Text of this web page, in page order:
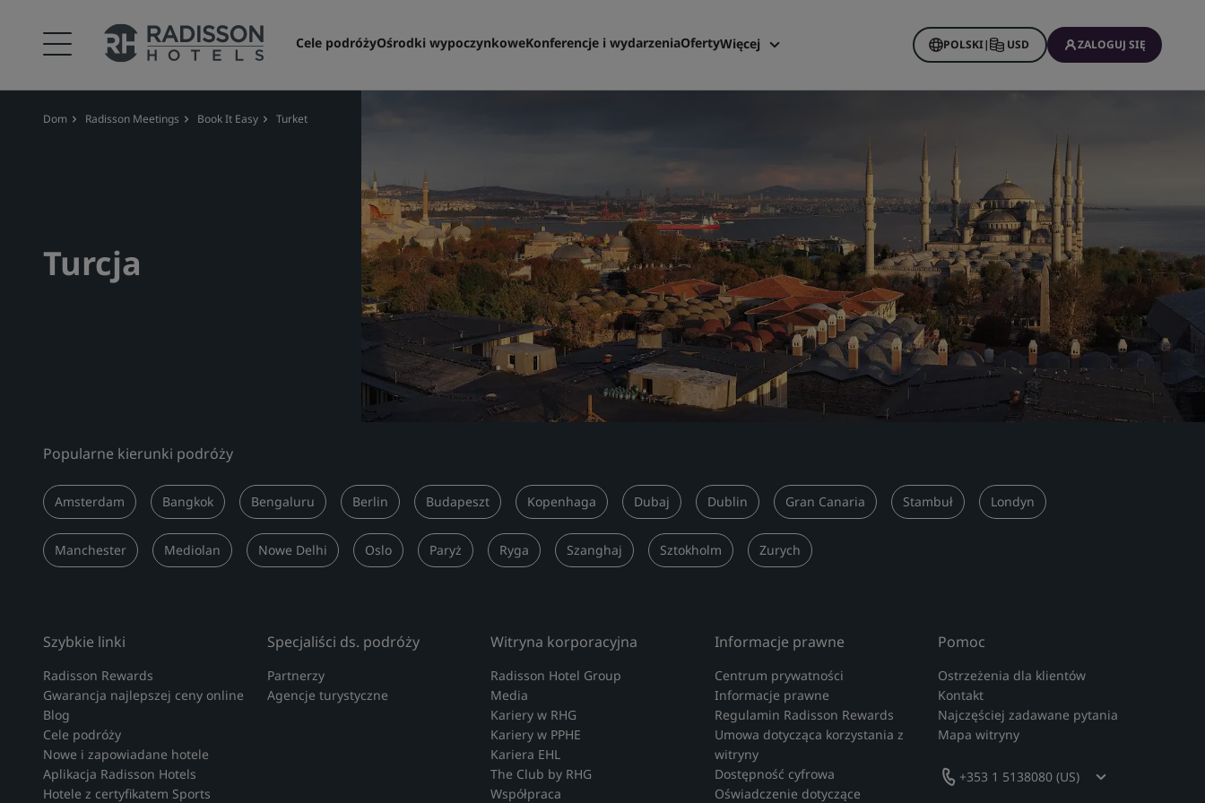
Cele podróżyOśrodki wypoczynkoweKonferencje i wydarzeniaOfertyWięcej
Radisson Rewards
POLSKI| USD ZALOGUJ SIĘ
Dom Radisson Meetings Book It Easy Turket
Turcja
Popularne kierunki podróży
Amsterdam Bangkok Bengaluru Berlin Budapeszt Kopenhaga Dubaj Dublin Gran Canaria Stambuł Londyn
Manchester Mediolan Nowe Delhi Oslo Paryż Ryga Szanghaj Sztokholm Zurych
Szybkie linki
Radisson Rewards
Gwarancja najlepszej ceny online
Blog
Cele podróży
Nowe i zapowiadane hotele
Aplikacja Radisson Hotels
Hotele z certyfikatem Sports
Specjaliści ds. podróży
Partnerzy
Agencje turystyczne
Witryna korporacyjna
Radisson Hotel Group
Media
Kariery w RHG
Kariery w PPHE
Kariera EHL
The Club by RHG
Współpraca
Informacje prawne
Centrum prywatności
Informacje prawne
Regulamin Radisson Rewards
Umowa dotycząca korzystania z
witryny
Dostępność cyfrowa
Oświadczenie dotyczące
Pomoc
Ostrzeżenia dla klientów
Kontakt
Najczęściej zadawane pytania
Mapa witryny
+353 1 5138080 (US)